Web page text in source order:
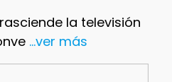
la televisión
...ver más